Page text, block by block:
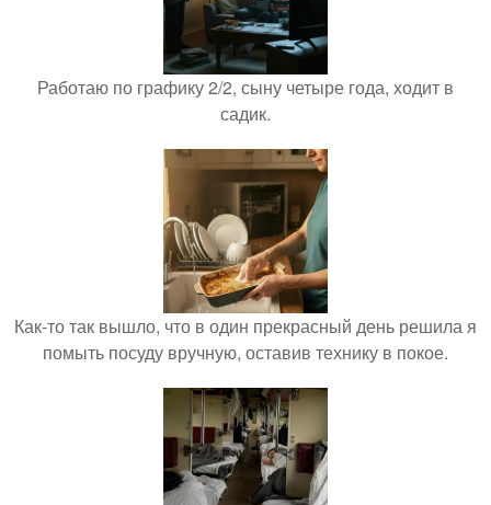
Работаю по графику 2/2, сыну четыре года, ходит в
садик.
Как-то так вышло, что в один прекрасный день решила я
помыть посуду вручную, оставив технику в покое.